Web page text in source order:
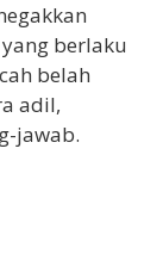
berlaku
belah
adil,
jawab.